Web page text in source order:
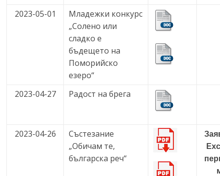
2023-05-01
Младежки конкурс
„Солено или
сладко е
бъдещето на
Поморийско
езеро“
2023-04-27
Радост на брега
2023-04-26
Състезание
„Обичам те,
българска реч“